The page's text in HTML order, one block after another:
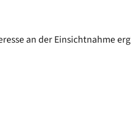
an der Einsichtnahme